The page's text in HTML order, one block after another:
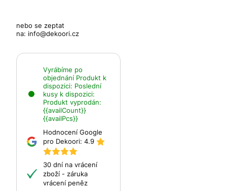
nebo se zeptat
na: info@dekoori.cz
Vyrábíme po
objednání Produkt k
dispozici: Poslední
kusy k dispozici:
Produkt vyprodán:
{{availCount}}
{{availPcs}}
Hodnocení Google
pro Dekoori: 4.9
30 dní na vrácení
zboží - záruka
vrácení peněz